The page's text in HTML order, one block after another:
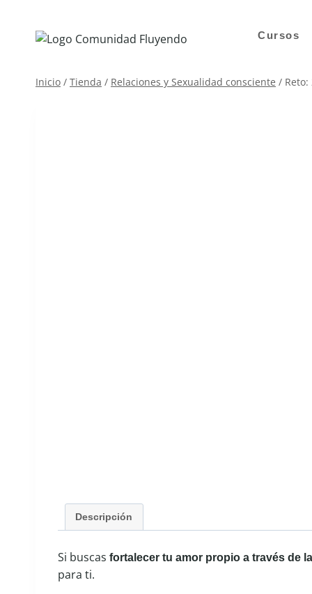
contenido
Cursos
Inicio / Tienda / Relaciones y Sexualidad consciente /
Descripción
Si buscas fortalecer tu amor propio a través de
para ti.